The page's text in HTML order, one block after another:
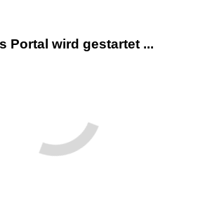
Portal wird gestartet ...